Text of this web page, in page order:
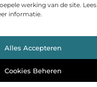
werking van de site. Lees
informatie.
Alles Accepteren
Cookies Beheren